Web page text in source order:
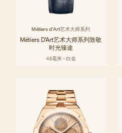
Métiers d'Art艺术大师系列
Métiers D’Art艺术大师系列致敬
时光臻途
43毫米 - 白金